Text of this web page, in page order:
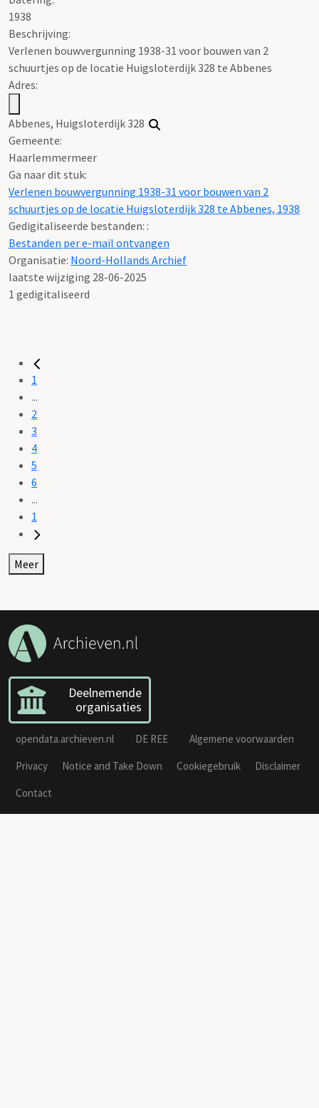
1938
Beschrijving:
Verlenen bouwvergunning 1938-31 voor bouwen van 2
schuurtjes op de locatie Huigsloterdijk 328 te Abbenes
Adres:
Abbenes, Huigsloterdijk 328
Gemeente:
Haarlemmermeer
Ga naar dit stuk:
Verlenen bouwvergunning 1938-31 voor bouwen van 2
schuurtjes op de locatie Huigsloterdijk 328 te Abbenes, 1938
Gedigitaliseerde bestanden: :
Bestanden per e-mail ontvangen
Organisatie: Noord-Hollands Archief
laatste wijziging 28-06-2025
1 gedigitaliseerd
1
...
2
3
4
5
6
...
1
Meer
Deelnemende
organisaties
opendata.archieven.nl DE REE
Algemene voorwaarden
Privacy
Notice and Take Down Cookiegebruik
Disclaimer
Contact